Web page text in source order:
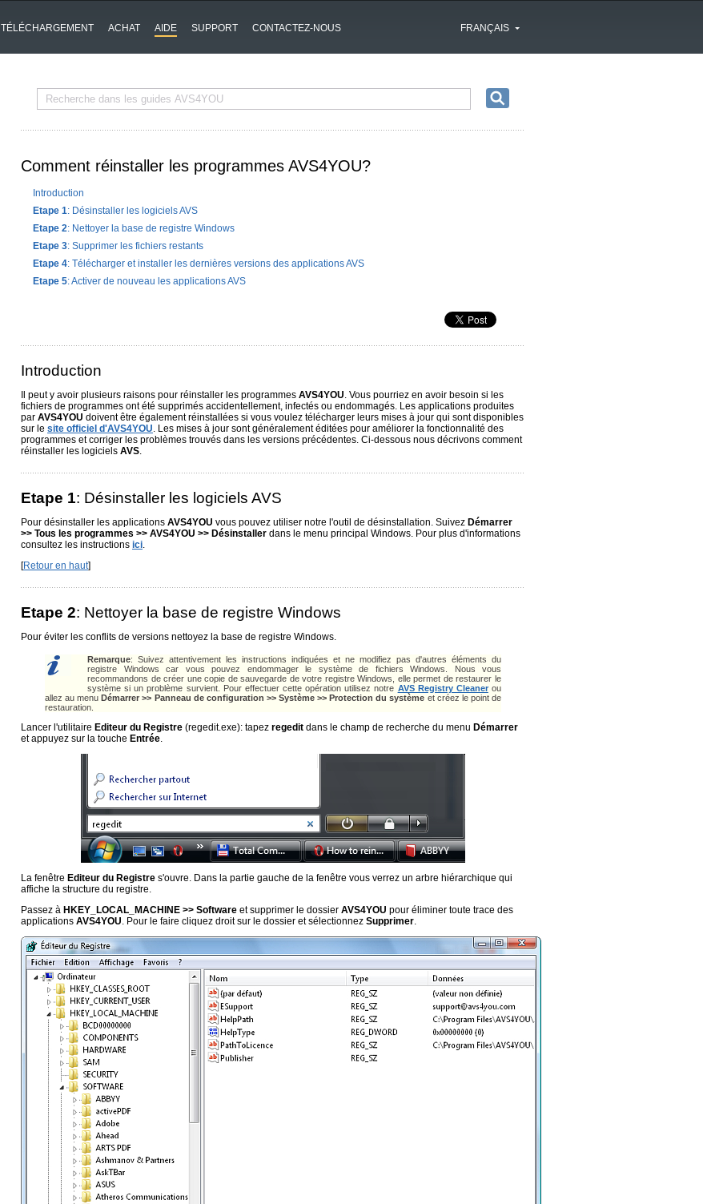
TÉLÉCHARGEMENT ACHAT AIDE SUPPORT CONTACTEZ-NOUS FRANÇAIS
Comment réinstaller les programmes AVS4YOU?
Introduction
Etape 1: Désinstaller les logiciels AVS
Etape 2: Nettoyer la base de registre Windows
Etape 3: Supprimer les fichiers restants
Etape 4: Télécharger et installer les dernières versions des applications AVS
Etape 5: Activer de nouveau les applications AVS
Introduction
Il peut y avoir plusieurs raisons pour réinstaller les programmes AVS4YOU. Vous pourriez en avoir besoin si les
fichiers de programmes ont été supprimés accidentellement, infectés ou endommagés. Les applications produites
par AVS4YOU doivent être également réinstallées si vous voulez télécharger leurs mises à jour qui sont disponibles
sur le site officiel d'AVS4YOU. Les mises à jour sont généralement éditées pour améliorer la fonctionnalité des
programmes et corriger les problèmes trouvés dans les versions précédentes. Ci-dessous nous décrivons comment
réinstaller les logiciels AVS.
Etape 1: Désinstaller les logiciels AVS
Pour désinstaller les applications AVS4YOU vous pouvez utiliser notre l'outil de désinstallation. Suivez Démarrer
>> Tous les programmes >> AVS4YOU >> Désinstaller dans le menu principal Windows. Pour plus d'informations
consultez les instructions ici.
[Retour en haut]
Etape 2: Nettoyer la base de registre Windows
Pour éviter les conflits de versions nettoyez la base de registre Windows.
Remarque: Suivez attentivement les instructions indiquées et ne modifiez pas d'autres éléments du
registre Windows car vous pouvez endommager le système de fichiers Windows. Nous vous
recommandons de créer une copie de sauvegarde de votre registre Windows, elle permet de restaurer le
système si un problème survient. Pour effectuer cette opération utilisez notre AVS Registry Cleanerou
allez au menuDémarrer >> Panneau de configuration >> Système >> Protection du système et créez le point de
restauration.
Lancer l'utilitaire Editeur du Registre (regedit.exe): tapez regedit dans le champ de recherche du menu Démarrer
et appuyez sur la touche Entrée.
La fenêtre Editeur du Registre s'ouvre. Dans la partie gauche de la fenêtre vous verrez un arbre hiérarchique qui
affiche la structure du registre.
Passez à HKEY_LOCAL_MACHINE >> Software et supprimer le dossier AVS4YOU pour éliminer toute trace des
applications AVS4YOU. Pour le faire cliquez droit sur le dossier et sélectionnez Supprimer.